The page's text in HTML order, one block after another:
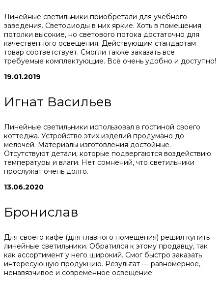
Линейные светильники приобретали для учебного
заведения. Светодиоды в них яркие. Хоть в помещения
потолки высокие, но светового потока достаточно для
качественного освещения. Действующим стандартам
товар соответствует. Смогли также заказать все
требуемые комплектующие. Всё очень удобно и доступно!
19.01.2019
Игнат Васильев
Линейные светильники использовал в гостиной своего
коттеджа. Устройство этих изделий продумано до
мелочей. Материалы изготовления достойные.
Отсутствуют детали, которые подвергаются воздействию
температуры и влаги. Нет сомнений, что светильники
прослужат очень долго.
13.06.2020
Бронислав
Для своего кафе (для главного помещения) решил купить
линейные светильники. Обратился к этому продавцу, так
как ассортимент у него широкий. Смог быстро заказать
интересующую продукцию. Результат — равномерное,
ненавязчивое и современное освещение.